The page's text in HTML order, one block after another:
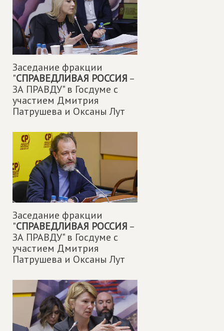
Заседание фракции
"СПРАВЕДЛИВАЯ РОССИЯ –
ЗА ПРАВДУ" в Госдуме с
участием Дмитрия
Патрушева и Оксаны Лут
Заседание фракции
"СПРАВЕДЛИВАЯ РОССИЯ –
ЗА ПРАВДУ" в Госдуме с
участием Дмитрия
Патрушева и Оксаны Лут